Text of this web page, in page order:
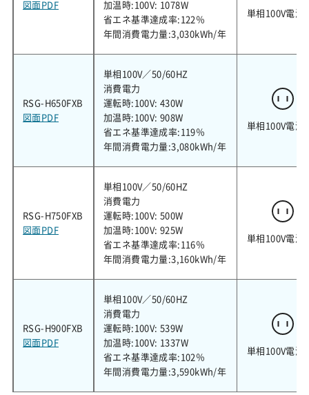
図面PDF
加温時:100V: 1078W
省エネ基準達成率:122％
年間消費電力量:3,030kWh/年
単相100V電源
RSG-H650FXB
図面PDF
単相100V／50/60HZ
消費電力
運転時:100V: 430W
加温時:100V: 908W
省エネ基準達成率:119％
年間消費電力量:3,080kWh/年
単相100V電源
RSG-H750FXB
図面PDF
単相100V／50/60HZ
消費電力
運転時:100V: 500W
加温時:100V: 925W
省エネ基準達成率:116％
年間消費電力量:3,160kWh/年
単相100V電源
RSG-H900FXB
図面PDF
単相100V／50/60HZ
消費電力
運転時:100V: 539W
加温時:100V: 1337W
省エネ基準達成率:102％
年間消費電力量:3,590kWh/年
単相100V電源